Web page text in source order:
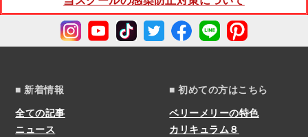
■ 新着情報
全ての記事
ニュース
■ 初めての方はこちら
ベリーメリーの特色
カリキュラム８